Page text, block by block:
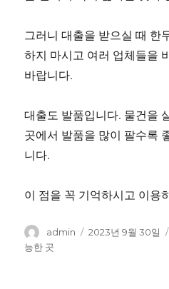
그러니 대출을 받으실 때 한
하지 마시고 여러 업체들을
바랍니다.
대출도 발품입니다. 물건을
곳에서 발품을 많이 팔수록
니다.
이 점을 꼭 기억하시고 이용
글
쓴
admin
작
2023년 9월 30일
능한 곳